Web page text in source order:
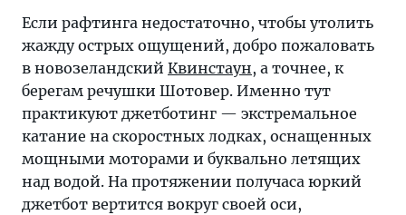
Если рафтинга недостаточно, чтобы утолить
жажду острых ощущений, добро пожаловать
в новозеландский Квинстаун, а точнее, к
берегам речушки Шотовер. Именно тут
практикуют джетботинг — экстремальное
катание на скоростных лодках, оснащенных
мощными моторами и буквально летящих
над водой. На протяжении получаса юркий
джетбот вертится вокруг своей оси,